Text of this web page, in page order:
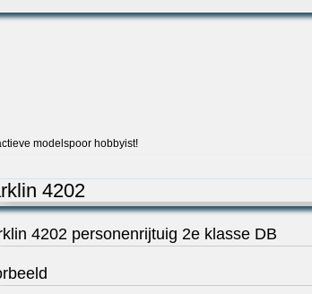
modelspoor hobbyist!
4202
4202 personenrijtuig 2e klasse DB